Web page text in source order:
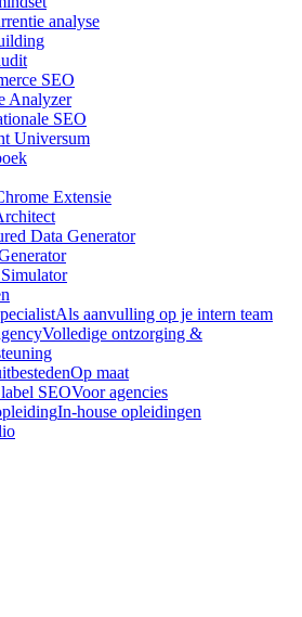
analyse
SEO
Analyzer
SEO
Universum
Extensie
Data Generator
Als aanvulling op je intern team
Volledige ontzorging &
Op maat
SEOVoor agencies
In-house opleidingen